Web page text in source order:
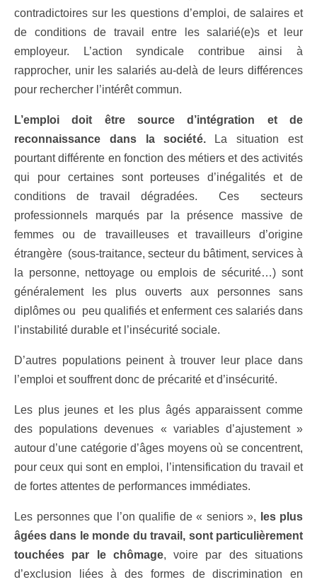
contradictoires sur les questions d’emploi, de salaires et
de conditions de travail entre les salarié(e)s et leur
employeur. L’action syndicale contribue ainsi à
rapprocher, unir les salariés au-delà de leurs différences
pour rechercher l’intérêt commun.
L’emploi doit être source d’intégration et de
reconnaissance dans la société.La situation est
pourtant différente en fonction des métiers et des activités
qui pour certaines sont porteuses d’inégalités et de
conditions de travail dégradées. Ces secteurs
professionnels marqués par la présence massive de
femmes ou de travailleuses et travailleurs d’origine
étrangère (sous-traitance, secteur du bâtiment, services à
la personne, nettoyage ou emplois de sécurité…) sont
généralement les plus ouverts aux personnes sans
diplômes ou peu qualifiés et enferment ces salariés dans
l’instabilité durable et l’insécurité sociale.
D’autres populations peinent à trouver leur place dans
l’emploi et souffrent donc de précarité et d’insécurité.
Les plus jeunes et les plus âgés apparaissent comme
des populations devenues « variables d’ajustement »
autour d’une catégorie d’âges moyens où se concentrent,
pour ceux qui sont en emploi, l’intensification du travail et
de fortes attentes de performances immédiates.
Les personnes que l’on qualifie de « seniors »,
les plus
âgées dans le monde du travail, sont particulièrement
touchées par le chômage, voire par des situations
d’exclusion liées à des formes de discrimination en